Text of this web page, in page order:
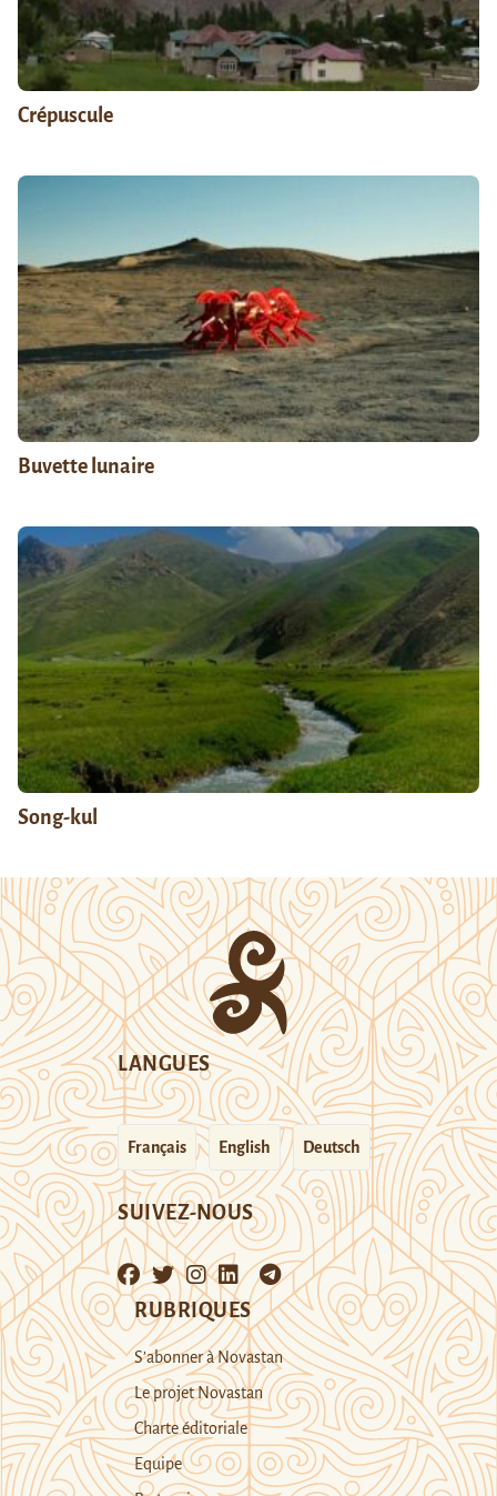
Crépuscule
Buvette lunaire
Song-kul
LANGUES
Français English Deutsch
SUIVEZ-NOUS
RUBRIQUES
S’abonner à Novastan
Le projet Novastan
Charte éditoriale
Equipe